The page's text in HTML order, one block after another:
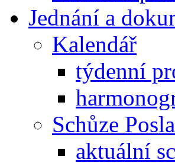
Jednání a
Kalendář
týdenní
Schůze
aktuální